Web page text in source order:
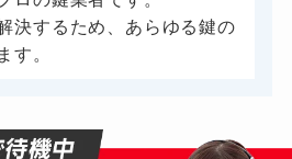
決するため、あらゆる鍵の
す。